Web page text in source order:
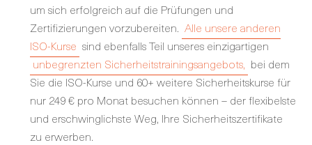
um sich erfolgreich auf die Prüfungen und
Zertifizierungen vorzubereiten. Alle unsere anderen
ISO-Kurse sind ebenfalls Teil unseres einzigartigen
unbegrenzten Sicherheitstrainingsangebots, bei dem
Sie die ISO-Kurse und 60+ weitere Sicherheitskurse für
nur 249 € pro Monat besuchen können – der flexibelste
und erschwinglichste Weg, Ihre Sicherheitszertifikate
zu erwerben.